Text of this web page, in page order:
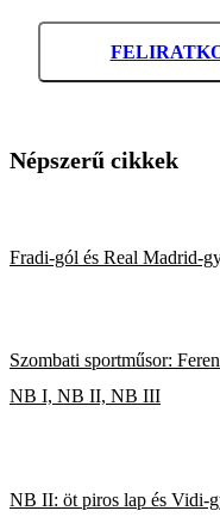
Népszerű cikkek
Fradi-gól és Real Madrid-
Szombati sportműsor:
NB I, NB II, NB III
NB II: öt piros lap és Vidi-